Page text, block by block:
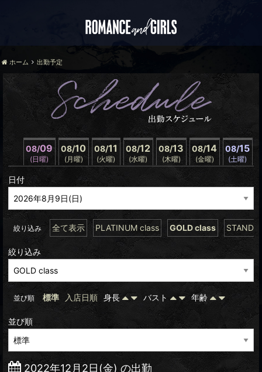
ホーム 出勤予定
08/09
(日曜)
08/10
(月曜)
08/11
(火曜)
08/12
(水曜)
08/13
(木曜)
08/14
(金曜)
08/15
(土曜)
日付
絞り込み 全て表示 PLATINUM class GOLD class
絞り込み
並び順 標準 入店日順 身長 バスト 年齢
並び順
2022年12月2日(金) の出勤